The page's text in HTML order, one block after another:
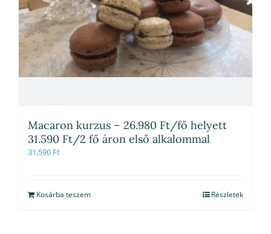
Macaron kurzus – 26.980 Ft/fő helyett
31.590 Ft/2 fő áron első alkalommal
31,590 Ft
Kosárba teszem Részletek